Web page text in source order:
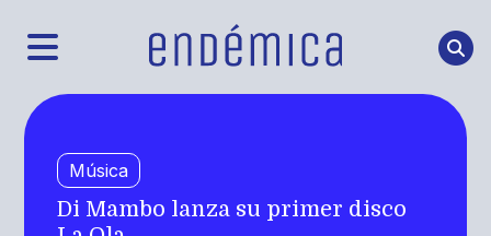
Música
Di Mambo lanza su primer disco